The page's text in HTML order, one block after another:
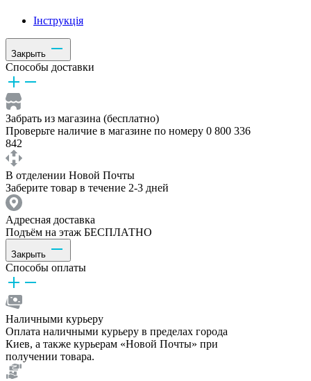
Інструкція
Закрыть
Способы доставки
Забрать из магазина (бесплатно)
Проверьте наличие в магазине по номеру 0 800 336
842
В отделении Новой Почты
Заберите товар в течение 2-3 дней
Адресная доставка
Подъём на этаж БЕСПЛАТНО
Закрыть
Способы оплаты
Наличными курьеру
Оплата наличными курьеру в пределах города
Киев, а также курьерам «Новой Почты» при
получении товара.